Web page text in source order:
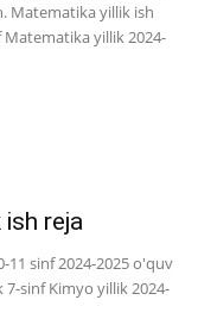
Matematika yillik ish
yillik 2024-
reja
11 sinf 2024-2025 o'quv
sinf Kimyo yillik 2024-